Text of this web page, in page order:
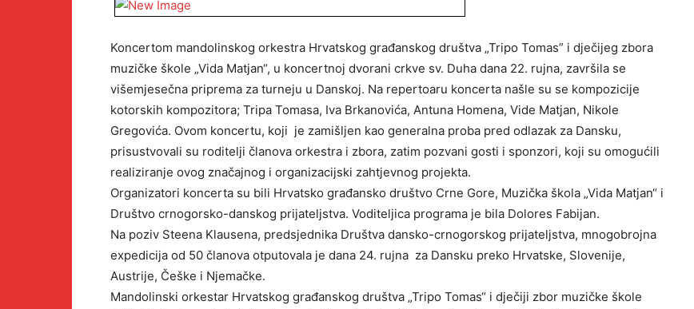
Koncertom mandolinskog orkestra Hrvatskog građanskog društva „Tripo Tomas” i dječijeg zbora
muzičke škole „Vida Matjan“, u koncertnoj dvorani crkve sv. Duha dana 22. rujna, završila se
višemjesečna priprema za turneju u Danskoj. Na repertoaru koncerta našle su se kompozicije
kotorskih kompozitora; Tripa Tomasa, Iva Brkanovića, Antuna Homena, Vide Matjan, Nikole
Gregovića. Ovom koncertu, koji je zamišljen kao generalna proba pred odlazak za Dansku,
prisustvovali su roditelji članova orkestra i zbora, zatim pozvani gosti i sponzori, koji su omogućili
realiziranje ovog značajnog i organizacijski zahtjevnog projekta.
Organizatori koncerta su bili Hrvatsko građansko društvo Crne Gore, Muzička škola „Vida Matjan“ i
Društvo crnogorsko-danskog prijateljstva. Voditeljica programa je bila Dolores Fabijan.
Na poziv Steena Klausena, predsjednika Društva dansko-crnogorskog prijateljstva, mnogobrojna
expedicija od 50 članova otputovala je dana 24. rujna za Dansku preko Hrvatske, Slovenije,
Austrije, Češke i Njemačke.
Mandolinski orkestar Hrvatskog građanskog društva „Tripo Tomas“ i dječiji zbor muzičke škole